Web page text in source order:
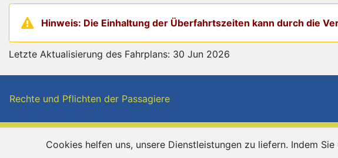
Hinweis: Die Einhaltung der Überfahrtszeiten kann durch die
Letzte Aktualisierung des Fahrplans: 30 Jun 2026
Rechte und Pflichten der Passagiere
Cookies helfen uns, unsere Dienstleistungen zu liefern. Indem